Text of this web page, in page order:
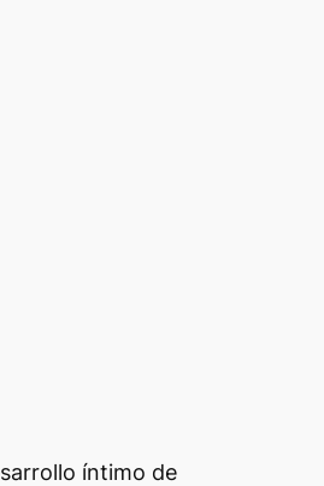
íntimo de